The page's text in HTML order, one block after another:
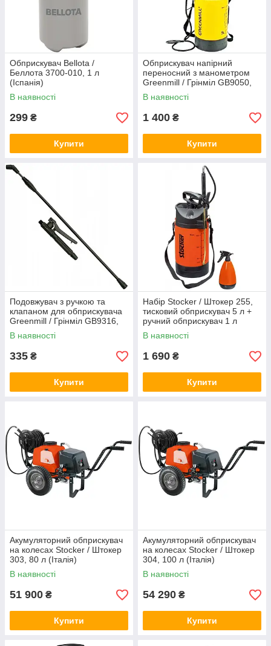
Обприскувач Bellota /
Беллота 3700-010, 1 л
(Іспанія)
В наявності
299 ₴
Купити
Обприскувач напірний
переносний з манометром
Greenmill / Грінміл GB9050,
5л (Польща)
В наявності
1 400 ₴
Купити
Подовжувач з ручкою та
клапаном для обприскувача
Greenmill / Грінміл GB9316,
1.2 м (Польща)
В наявності
335 ₴
Купити
Набір Stocker / Штокер 255,
тисковий обприскувач 5 л +
ручний обприскувач 1 л
(Італія)
В наявності
1 690 ₴
Купити
Акумуляторний обприскувач
на колесах Stocker / Штокер
303, 80 л (Італія)
В наявності
51 900 ₴
Купити
Акумуляторний обприскувач
на колесах Stocker / Штокер
304, 100 л (Італія)
В наявності
54 290 ₴
Купити